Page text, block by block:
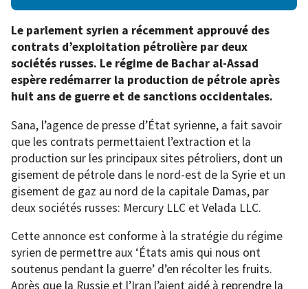
Le parlement syrien a récemment approuvé des
contrats d’exploitation pétrolière par deux
sociétés russes. Le régime de Bachar al-Assad
espère redémarrer la production de pétrole après
huit ans de guerre et de sanctions occidentales.
Sana, l’agence de presse d’État syrienne, a fait savoir
que les contrats permettaient l’extraction et la
production sur les principaux sites pétroliers, dont un
gisement de pétrole dans le nord-est de la Syrie et un
gisement de gaz au nord de la capitale Damas, par
deux sociétés russes: Mercury LLC et Velada LLC.
Cette annonce est conforme à la stratégie du régime
syrien de permettre aux ‘États amis qui nous ont
soutenus pendant la guerre’ d’en récolter les fruits.
Après que la Russie et l’Iran l’aient aidé à reprendre la